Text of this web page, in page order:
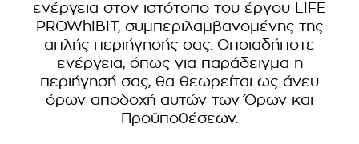
ενέργεια στον ιστότοπο του έργου LIFE
PROWhIBIT, συμπεριλαμβανομένης της
απλής περιήγησής σας. Οποιαδήποτε
ενέργεια, όπως για παράδειγμα η
περιήγησή σας, θα θεωρείται ως άνευ
όρων αποδοχή αυτών των Όρων και
Προϋποθέσεων.